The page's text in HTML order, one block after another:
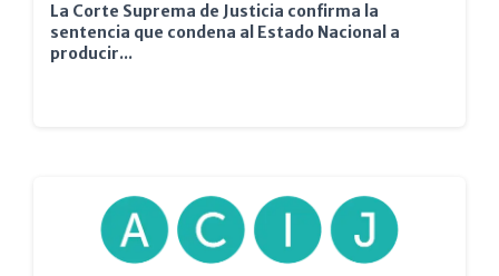
La Corte Suprema de Justicia confirma la
sentencia que condena al Estado Nacional a
producir...